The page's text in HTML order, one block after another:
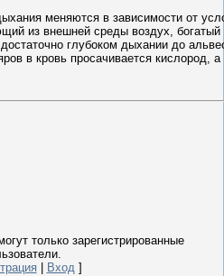
меняются в зависимости от
из внешней среды воздух,
глубоком дыхании до
в кровь просачивается кислород,
только зарегистрированные
| Вход]